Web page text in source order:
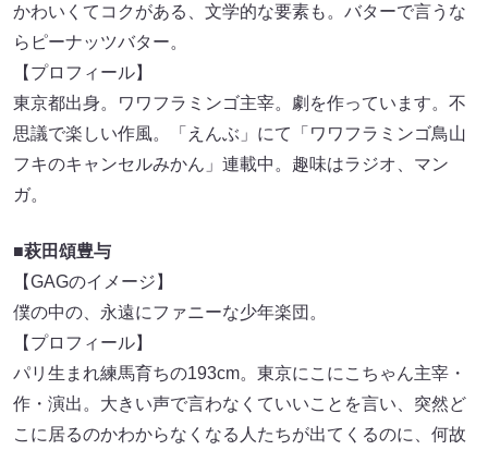
かわいくてコクがある、文学的な要素も。バターで言うな
らピーナッツバター。
【プロフィール】
東京都出身。ワワフラミンゴ主宰。劇を作っています。不
思議で楽しい作風。「えんぶ」にて「ワワフラミンゴ鳥山
フキのキャンセルみかん」連載中。趣味はラジオ、マン
ガ。
■萩田頌豊与
【GAGのイメージ】
僕の中の、永遠にファニーな少年楽団。
【プロフィール】
パリ生まれ練馬育ちの193cm。東京にこにこちゃん主宰・
作・演出。大きい声で言わなくていいことを言い、突然ど
こに居るのかわからなくなる人たちが出てくるのに、何故